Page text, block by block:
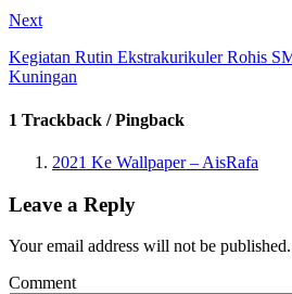
Next
Kegiatan Rutin Ekstrakurikuler Rohis
Kuningan
1 Trackback / Pingback
2021 Ke Wallpaper – AisRafa
Leave a Reply
Your email address will not be published.
Comment